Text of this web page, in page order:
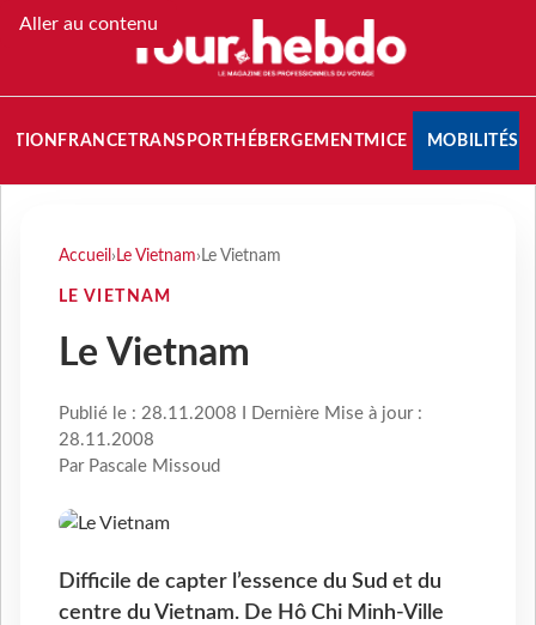
Aller au contenu
FRANCETRANSPORT HÉBERGEMENTMICE MOBILITÉS
Accueil › Le Vietnam› Le Vietnam
LE VIETNAM
Le Vietnam
Publié le : 28.11.2008 I Dernière Mise à jour :
28.11.2008
Par Pascale Missoud
Difficile de capter l’essence du Sud et du
centre du Vietnam. De Hô Chi Minh-Ville